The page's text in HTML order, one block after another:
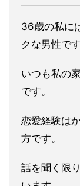
36歳の私に
クな男性です
いつも私の
です。
恋愛経験は
方です。
話を聞く限